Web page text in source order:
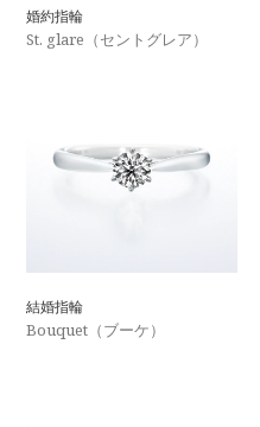
婚約指輪
St. glare（セントグレア）
結婚指輪
Bouquet（ブーケ）